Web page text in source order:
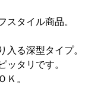
スタイル商品。
入る深型タイプ。
ッタリです。
Ｋ。